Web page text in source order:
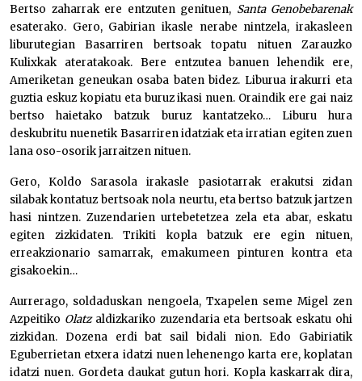
Bertso zaharrak ere entzuten genituen, Santa Genobebarenak
esaterako. Gero, Gabirian ikasle nerabe nintzela, irakasleen
liburutegian Basarriren bertsoak topatu nituen Zarauzko
Kulixkak ateratakoak. Bere entzutea banuen lehendik ere,
Ameriketan geneukan osaba baten bidez. Liburua irakurri eta
guztia eskuz kopiatu eta buruz ikasi nuen. Oraindik ere gai naiz
bertso haietako batzuk buruz kantatzeko… Liburu hura
deskubritu nuenetik Basarriren idatziak eta irratian egiten zuen
lana oso-osorik jarraitzen nituen.
Gero, Koldo Sarasola irakasle pasiotarrak erakutsi zidan
silabak kontatuz bertsoak nola neurtu, eta bertso batzuk jartzen
hasi nintzen. Zuzendarien urtebetetzea zela eta abar, eskatu
egiten zizkidaten. Trikiti kopla batzuk ere egin nituen,
erreakzionario samarrak, emakumeen pinturen kontra eta
gisakoekin…
Aurrerago, soldaduskan nengoela, Txapelen seme Migel zen
Azpeitiko Olatzaldizkariko zuzendaria eta bertsoak eskatu ohi
zizkidan. Dozena erdi bat sail bidali nion. Edo Gabiriatik
Eguberrietan etxera idatzi nuen lehenengo karta ere, koplatan
idatzi nuen. Gordeta daukat gutun hori. Kopla kaskarrak dira,